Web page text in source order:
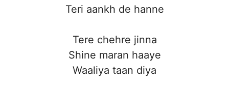
Teri aankh de hanne
Tere chehre jinna
Shine maran haaye
Waaliya taan diya